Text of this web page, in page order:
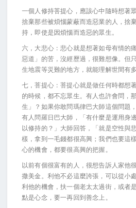
一個人修持菩提心，應該心中隨時想著
捨棄那些被煩惱蒙蔽而造惡業的人，捨
持，即使是因煩惱而造惡的眾生。
六，大悲心：悲心就是想著如母有情的
惡道」的苦，沒經歷過，很難想像。但
生地震等災難的地方，就能理解世間有多
七，菩提心：菩提心就是做任何時都想
的時候，都不忘眾生。有人也許會問，
生」？如果你敢問瑪律巴大師這個問題
有人問羅日巴大師，「有什麼是運用身
以修持的？」大師回答，「就是空性與
樣，拿到一毛錢都很高興；我們也要這
心的機會，都要很高興的把握。
以前有個很富有的人，很想告訴人家他
撒美金。利他不必這麼誇張，可以從小
利他的機會，扶一個老太太過街，或者
點是心念，要一再回到善念上。